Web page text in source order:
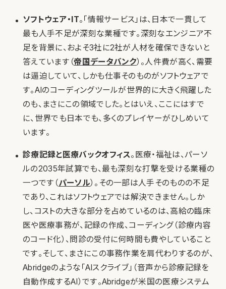
ソフトウェア・IT。「情報サービス」は、日本で一貫して
最も人手不足が深刻な業種です。深刻なエンジニア不
足を背景に、およそ3社に2社が人材を確保できないと
答えています（帝国データバンク）。人件費が高く、需要
は逼迫していて、しかも仕事そのものがソフトウェアで
す。AIのコーディングツールが世界的に大きく飛躍した
のも、まさにこの領域でした。とはいえ、ここにはすで
に、世界でも日本でも、多くのプレイヤーがひしめいて
います。
診療記録と医療バックオフィス。医療・福祉は、パーソ
ルの2035年試算でも、最も深刻な打撃を受ける業種の
一つです（パーソル）。その一部は人手そのものの不足
であり、これはソフトウェアでは解決できません。しか
し、コストの大きな部分を占めているのは、高給の臨床
医や医療事務が、記録の作成、コーディング（診療内容
のコード化）、問診の受付に何時間も費やしていること
です。そして、まさにこの事務作業を肩代わりするのが、
Abridgeのような「AIスクライブ」（音声から診療記録を
自動作成するAI）です。Abridgeが米国の医療システム